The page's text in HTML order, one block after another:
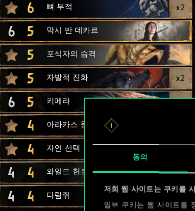
동의
저희 웹 사이트는 쿠키를
일부 쿠키는 웹 사이트를
6 뼈 부적 x2
6 5 막시 반 데카르
5 포식자의 습격
5 자발적 진화 x2
6 5 키메라 x2
4 아라카스 둥지
4 자연 선택
4 4 와일드 헌트 기수 x2
4 4 다람쥐